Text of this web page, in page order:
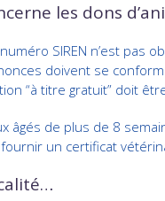
les dons
SIREN n’est pas
doivent se
“à titre gratuit” doit
âgés de plus de 8
un certificat